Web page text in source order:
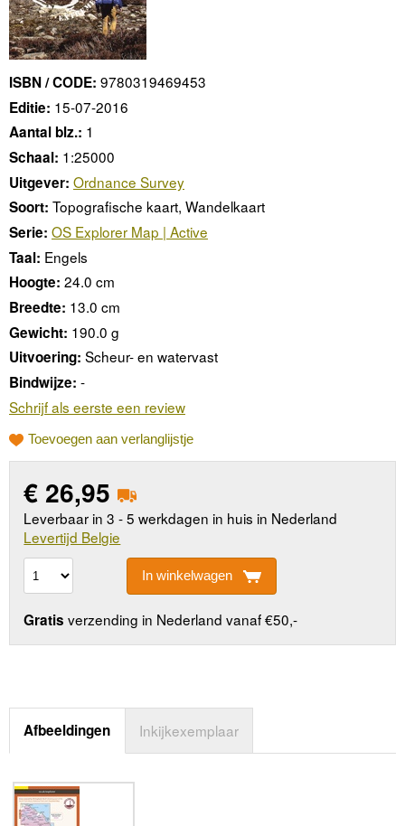
ISBN / CODE: 9780319469453
Editie: 15-07-2016
Aantal blz.: 1
Schaal: 1:25000
Uitgever: Ordnance Survey
Soort: Topografische kaart, Wandelkaart
Serie: OS Explorer Map | Active
Taal: Engels
Hoogte: 24.0 cm
Breedte: 13.0 cm
Gewicht: 190.0 g
Uitvoering: Scheur- en watervast
Bindwijze: -
Schrijf als eerste een review
Toevoegen aan verlanglijstje
€ 26,95
Leverbaar in 3 - 5 werkdagen in huis in Nederland
Levertijd Belgie
In winkelwagen
Gratis verzending in Nederland vanaf €50,-
Afbeeldingen Inkijkexemplaar